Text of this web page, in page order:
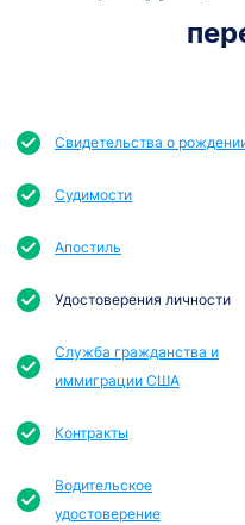
Свидетельства о
Судимости
Апостиль
Удостоверения личности
Служба гражданства и
иммиграции США
Контракты
Водительское
удостоверение